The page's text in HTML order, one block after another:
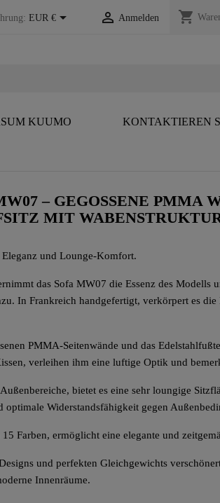
EUR €  Anmelden shopping_cart
KUUMO KONTAKTIEREN
– GEGOSSENE PMMA
MIT
und Lounge-Komfort.
das Sofa MW07 die Essenz des Modells
In Frankreich handgefertigt, verkörpert es die
PMMA-Seitenwände und das
verleihen ihm eine luftige Optik und
bietet es eine sehr loungige
Widerstandsfähigkeit gegen
Farben, ermöglicht eine elegante und
und perfekten Gleichgewichts
Innenräume.